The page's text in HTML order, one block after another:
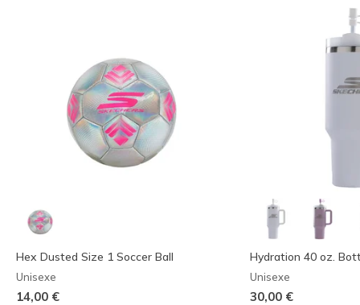
Hex Dusted Size 1 Soccer Ball
Unisexe
14,00 €
Hydration 40 oz.
Unisexe
30,00 €